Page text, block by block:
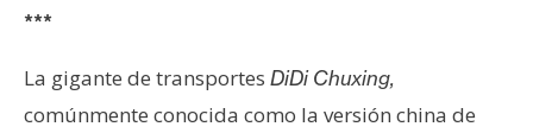
o
i
***
La gigante de transportes DiDi Chuxing,
comúnmente conocida como la versión china de